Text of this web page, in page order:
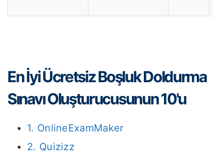
En İyi Ücretsiz Boşluk Doldurma
Sınavı Oluşturucusunun 10'u
1. OnlineExamMaker
2. Quizizz